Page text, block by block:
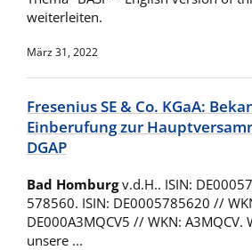
weiterleiten.
März 31, 2022
Fresenius SE & Co. KGaA:
Einberufung zur
DGAP
Bad Homburgv.d.H.. ISIN:
578560. ISIN: DE0005785620 //
DE000A3MQCV5 // WKN:
unsere ...